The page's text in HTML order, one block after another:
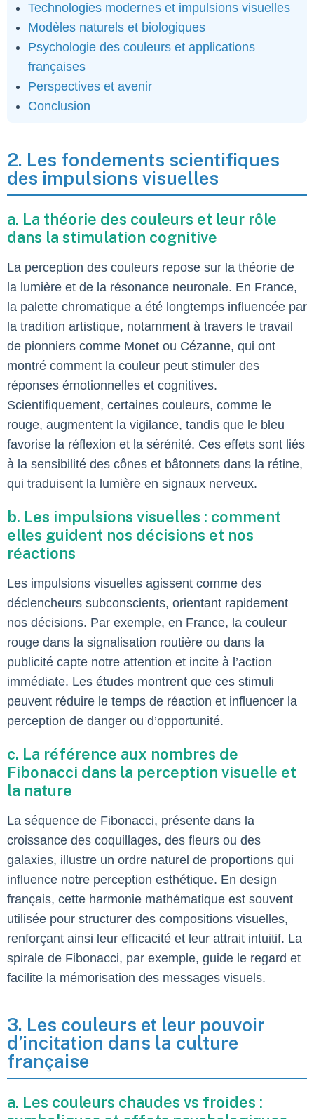
Technologies modernes et impulsions visuelles
Modèles naturels et biologiques
Psychologie des couleurs et applications
françaises
Perspectives et avenir
Conclusion
2. Les fondements scientifiques
des impulsions visuelles
a. La théorie des couleurs et leur rôle
dans la stimulation cognitive
La perception des couleurs repose sur la théorie de
la lumière et de la résonance neuronale. En France,
la palette chromatique a été longtemps influencée par
la tradition artistique, notamment à travers le travail
de pionniers comme Monet ou Cézanne, qui ont
montré comment la couleur peut stimuler des
réponses émotionnelles et cognitives.
Scientifiquement, certaines couleurs, comme le
rouge, augmentent la vigilance, tandis que le bleu
favorise la réflexion et la sérénité. Ces effets sont liés
à la sensibilité des cônes et bâtonnets dans la rétine,
qui traduisent la lumière en signaux nerveux.
b. Les impulsions visuelles : comment
elles guident nos décisions et nos
réactions
Les impulsions visuelles agissent comme des
déclencheurs subconscients, orientant rapidement
nos décisions. Par exemple, en France, la couleur
rouge dans la signalisation routière ou dans la
publicité capte notre attention et incite à l’action
immédiate. Les études montrent que ces stimuli
peuvent réduire le temps de réaction et influencer la
perception de danger ou d’opportunité.
c. La référence aux nombres de
Fibonacci dans la perception visuelle et
la nature
La séquence de Fibonacci, présente dans la
croissance des coquillages, des fleurs ou des
galaxies, illustre un ordre naturel de proportions qui
influence notre perception esthétique. En design
français, cette harmonie mathématique est souvent
utilisée pour structurer des compositions visuelles,
renforçant ainsi leur efficacité et leur attrait intuitif. La
spirale de Fibonacci, par exemple, guide le regard et
facilite la mémorisation des messages visuels.
3. Les couleurs et leur pouvoir
d’incitation dans la culture
française
a. Les couleurs chaudes vs froides :